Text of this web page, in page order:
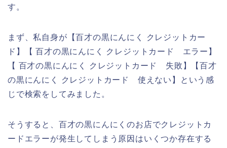
す。
まず、私自身が【百才の黒にんにく クレジットカー
ド】【 百才の黒にんにく クレジットカード エラー】
【 百才の黒にんにく クレジットカード 失敗】【百才
の黒にんにく クレジットカード 使えない】という感
じで検索をしてみました。
そうすると、百才の黒にんにくのお店でクレジットカ
ードエラーが発生してしまう原因はいくつか存在する